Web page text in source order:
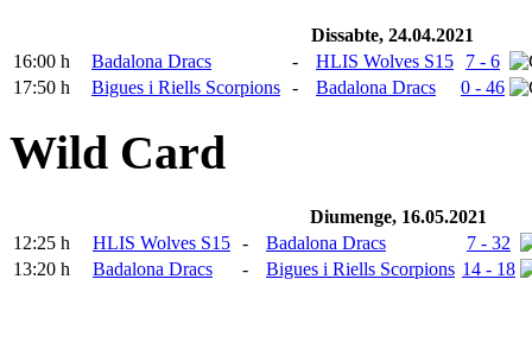
Dissabte, 24.04.2021
16:00 h
Badalona Dracs - HLIS Wolves S15
7 - 6
17:50 h
Bigues i Riells Scorpions - Badalona Dracs 0 - 46
Wild Card
Diumenge, 16.05.2021
12:25 h
HLIS Wolves S15 - Badalona Dracs
7 - 32
13:20 h
Badalona Dracs - Bigues i Riells Scorpions 14 - 18